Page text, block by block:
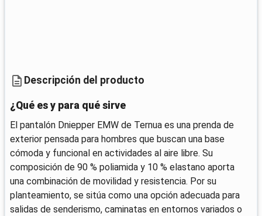
Descripción del producto
¿Qué es y para qué sirve
El pantalón Dniepper EMW de Ternua es una prenda de
exterior pensada para hombres que buscan una base
cómoda y funcional en actividades al aire libre. Su
composición de 90 % poliamida y 10 % elastano aporta
una combinación de movilidad y resistencia. Por su
planteamiento, se sitúa como una opción adecuada para
salidas de senderismo, caminatas en entornos variados o